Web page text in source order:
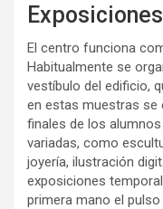
Exposiciones
El centro funciona
Habitualmente se
vestíbulo del edificio,
en estas muestras se
finales de los
variadas, como
joyería, ilustración
exposiciones
primera mano el